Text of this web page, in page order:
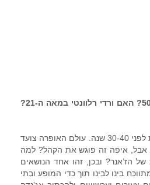
מה הקשר בין מוצרט לאמנות מנגה (קומיקס) יפנית? או לסרט אילם משנות ה-50? האם ורדי רלוונטי במאה ה-21?
בתי האופרה בעולם מציגים היום הפקות שונות בתכלית מאלה שהוצגו לאותן אופרות לפני 30-40 שנה. עולם האופרה צועד
אבל, איפה זה פוגש את הקהל? למה
הז’אנר? ובכן, זהו אחד הנושאים
בינו לבינו תוך כדי המופע ובתי